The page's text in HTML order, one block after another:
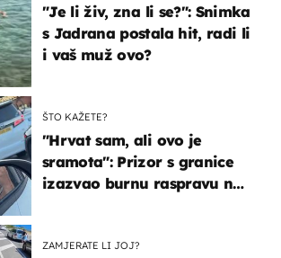
"Je li živ, zna li se?": Snimka
s Jadrana postala hit, radi li
i vaš muž ovo?
ŠTO KAŽETE?
"Hrvat sam, ali ovo je
sramota": Prizor s granice
izazvao burnu raspravu na
ZAMJERATE LI JOJ?